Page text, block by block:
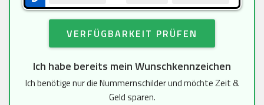
VERFÜGBARKEIT PRÜFEN
Ich habe bereits mein Wunschkennzeichen
Ich benötige nur die Nummernschilder und möchte Zeit &
Geld sparen.